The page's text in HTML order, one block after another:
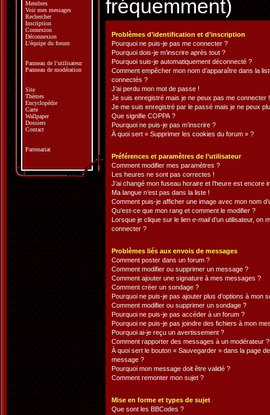
fréquemment)
Problèmes d’identification et d’inscription
Pourquoi ne puis-je pas me connecter ?
Pourquoi dois-je m’inscrire après tout ?
Pourquoi suis-je automatiquement déconnecté ?
Comment empêcher mon nom d’apparaître dans la
connectés ?
J’ai perdu mon mot de passe !
Je suis enregistré mais je ne peux pas me connecter !
Je me suis enregistré par le passé mais je ne peux
Que signifie COPPA ?
Pourquoi ne puis-je pas m’inscrire ?
À quoi sert « Supprimer les cookies du forum » ?
Préférences et paramètres de l’utilisateur
Comment modifier mes paramètres ?
Les heures ne sont pas correctes !
J’ai changé mon fuseau horaire et l’heure est encore
Ma langue n’est pas dans la liste !
Comment puis-je afficher une image avec mon nom
Qu’est-ce que mon rang et comment le modifier ?
Lorsque je clique sur le lien e-maild’un utilisateur, on
connecter ?
Problèmes liés aux envois de messages
Comment poster dans un forum ?
Comment modifier ou supprimer un message ?
Comment ajouter une signature à mes messages ?
Comment créer un sondage ?
Pourquoi ne puis-je pas ajouter plus d’options à mon
Comment modifier ou supprimer un sondage ?
Pourquoi ne puis-je pas accéder à un forum ?
Pourquoi ne puis-je pas joindre des fichiers à mon
Pourquoi ai-je reçu un avertissement ?
Comment rapporter des messages à un modérateur ?
À quoi sert le bouton « Sauvegarder » dans la page
message ?
Pourquoi mon message doit être validé ?
Comment remonter mon sujet ?
Mise en forme et types de sujet
Que sont les BBCodes ?
Membres
Voir mes messages
Rechercher
Inscription
Connexion
Déconnexion
L’équipe du forum
Panneau de l’utilisateur
Panneau de modération
Site
Thèmes
Encyclopédie
Carte
Wallpaper
Dossiers
Contact
Partenariat